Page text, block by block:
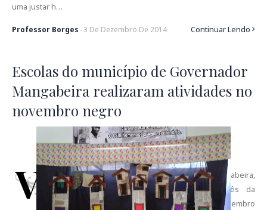
uma justar h…
Professor Borges -3 De Dezembro De 2014 Continuar Lendo
Escolas do município de Governador
Mangabeira realizaram atividades no
novembro negro
V
árias escolas do município de Governador Mangabeira,
realizaram atividades para comemorar o mês da
consciência negra, também denominado de novembro